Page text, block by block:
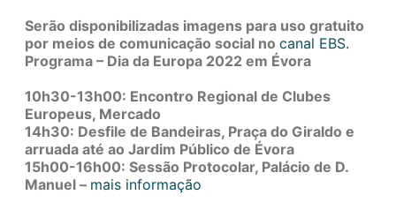
Serão disponibilizadas imagens para uso gratuito
por meios de comunicação social no canal EBS.
Programa – Dia da Europa 2022 em Évora
10h30-13h00: Encontro Regional de Clubes
Europeus, Mercado
14h30: Desfile de Bandeiras, Praça do Giraldo e
arruada até ao Jardim Público de Évora
15h00-16h00: Sessão Protocolar, Palácio de D.
Manuel – mais informação